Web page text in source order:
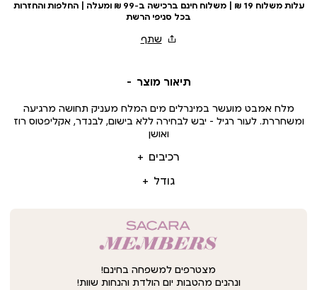
עלות משלוח 19 ₪ | משלוח חינם ברכישה ב-99 ₪ ומעלה | החלפות והחזרות
בכל סניפי הרשת
תיאור מוצר
רכיבים
גודל
מלח אמבט מועשר במינרלים מים המלח מעניק תחושה מרגיעה
ומשחררת. לעור רגיל - יבש לבחירה ללא בישום, לבנדר, אקליפטוס רוז
ואושן
מצטרפים למשפחה בחינם!
ונהנים מהטבות יום הולדת והנחות שוות!